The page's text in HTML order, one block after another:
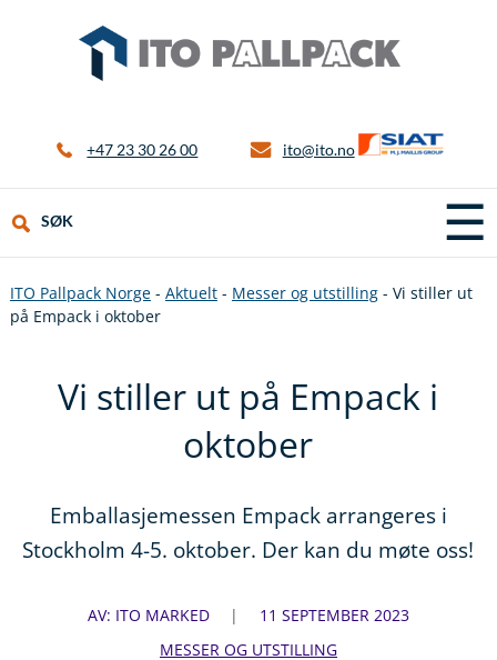
+47 23 30 26 00 ito@ito.no
☰
SØK
ITO Pallpack Norge- Aktuelt- Messer og utstilling- Vi stiller ut
på Empack i oktober
Vi stiller ut på Empack i
oktober
Emballasjemessen Empack arrangeres i
Stockholm 4-5. oktober. Der kan du møte oss!
AV: ITO MARKED
11 SEPTEMBER 2023
MESSER OG UTSTILLING